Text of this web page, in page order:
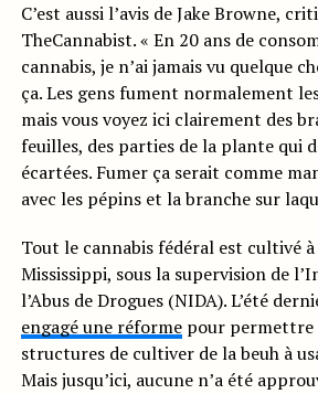
C’est aussi l’avis de Jake Browne,
TheCannabist. « En 20 ans de
cannabis, je n’ai jamais vu quelque
ça. Les gens fument normalement
mais vous voyez ici clairement des
feuilles, des parties de la plante qui
écartées. Fumer ça serait comme
avec les pépins et la branche sur
Tout le cannabis fédéral est cultivé
Mississippi, sous la supervision de
l’Abus de Drogues (NIDA). L’été
engagé une réformepour permettre
structures de cultiver de la beuh à
Mais jusqu’ici, aucune n’a été